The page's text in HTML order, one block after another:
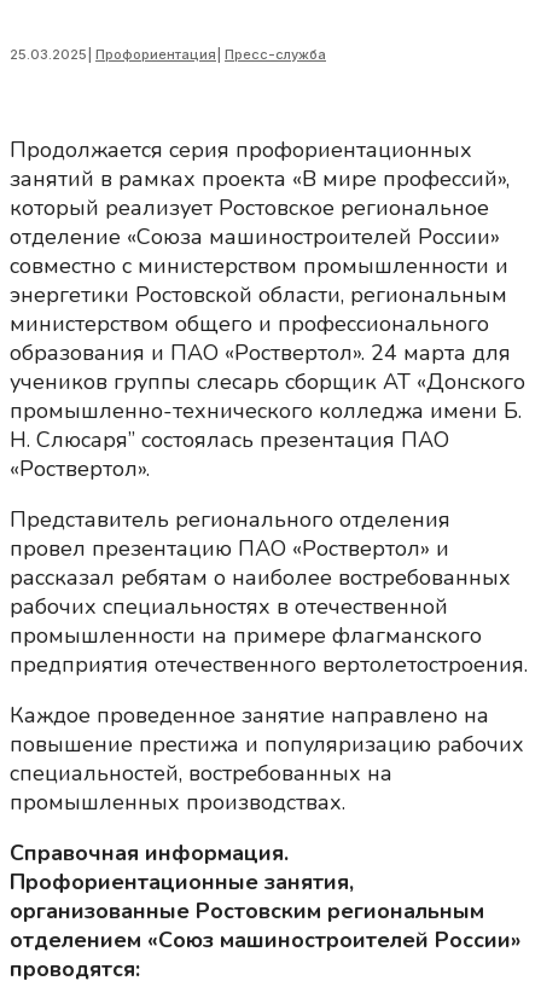
25.03.2025 Профориентация Пресс-служба
Продолжается серия профориентационных
занятий в рамках проекта «В мире профессий»,
который реализует Ростовское региональное
отделение «Союза машиностроителей России»
совместно с министерством промышленности и
энергетики Ростовской области, региональным
министерством общего и профессионального
образования и ПАО «Роствертол». 24 марта для
учеников группы слесарь сборщик АТ «Донского
промышленно-технического колледжа имени Б.
Н. Слюсаря” состоялась презентация ПАО
«Роствертол».
Представитель регионального отделения
провел презентацию ПАО «Роствертол» и
рассказал ребятам о наиболее востребованных
рабочих специальностях в отечественной
промышленности на примере флагманского
предприятия отечественного вертолетостроения.
Каждое проведенное занятие направлено на
повышение престижа и популяризацию рабочих
специальностей, востребованных на
промышленных производствах.
Справочная информация.
Профориентационные занятия,
организованные Ростовским региональным
отделением «Союз машиностроителей России»
проводятся: